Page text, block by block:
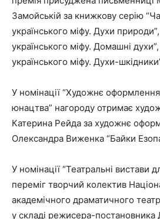
Замойській за книжкову серію
українського міфу. Духи природи”,
українського міфу. Домашні духи”,
українського міфу. Духи-
У номінації “Художнє
юнацтва” нагороду отримає
Катерина Рейда за художнє
Олександра Виженка “Байки
У номінації “Театральні вистави
переміг творчий колектив
академічного драматичного
у складі режисера-постановника